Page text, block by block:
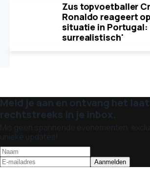
Zus topvoetballer
Ronaldo reageert
situatie in Portugal:
surrealistisch'
Meld je aan en ontvang het
rechtstreeks in je inbox.
Mis geen spannende evenementen,
unieke updates!